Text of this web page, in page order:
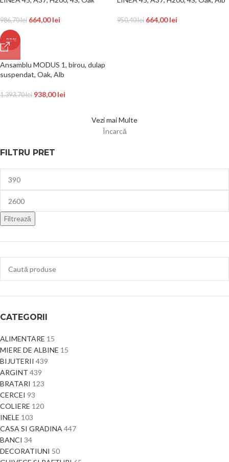
FILTRU PRET
Filtrează
CATEGORII
ALIMENTARE 15
MIERE DE ALBINE 15
BIJUTERII 439
ARGINT 439
BRATARI 123
CERCEI 93
COLIERE 120
INELE 103
CASA SI GRADINA 447
BANCI 34
DECORATIUNI 50
986,70lei 664,00lei 950,40lei 664,00lei
-33%
Ansamblu MODUS 1, birou, dulap
suspendat, Oak, Alb
1.393,70lei 938,00lei
Vezi mai Multe
Încarcă